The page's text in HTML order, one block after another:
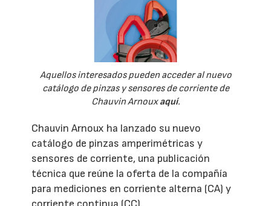
Aquellos interesados pueden acceder al nuevo
catálogo de pinzas y sensores de corriente de
Chauvin Arnouxaquí.
Chauvin Arnoux ha lanzado su nuevo
catálogo de pinzas amperimétricas y
sensores de corriente, una publicación
técnica que reúne la oferta de la compañía
para mediciones en corriente alterna (CA) y